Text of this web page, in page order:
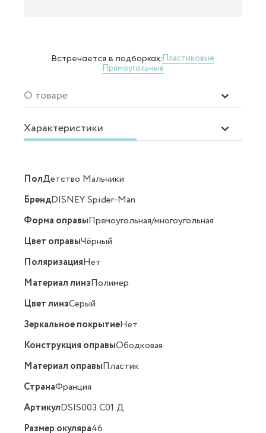
Встречается в подборках:Пластиковые
Прямоугольные
О товаре
Характеристики
ПолДетство Мальчики
БрендDISNEY Spider-Man
Форма оправыПрямоугольная/многоугольная
Цвет оправыЧёрный
ПоляризацияНет
Материал линзПолимер
Цвет линзСерый
Зеркальное покрытиеНет
Конструкция оправыОбодковая
Материал оправыПластик
СтранаФранция
АртикулDSIS003 C01 Д
Размер окуляра46